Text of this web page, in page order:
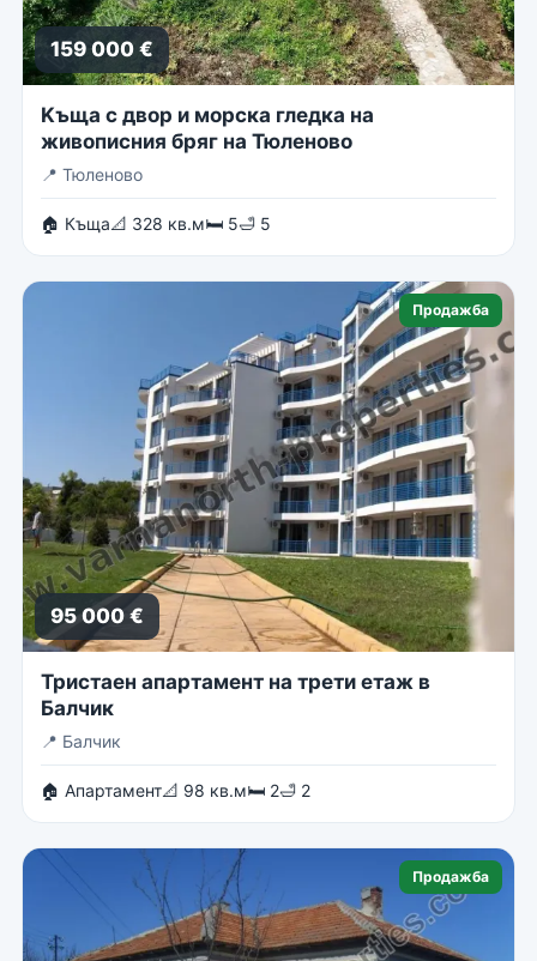
159 000 €
Kъща с двор и морска гледка на
живописния бряг на Тюленово
📍 Тюленово
🏠 Къща📐 328 кв.м🛏 5🛁 5
Продажба
95 000 €
Тристаен апартамент на трети етаж в
Балчик
📍 Балчик
🏠 Апартамент📐 98 кв.м🛏 2🛁 2
Продажба